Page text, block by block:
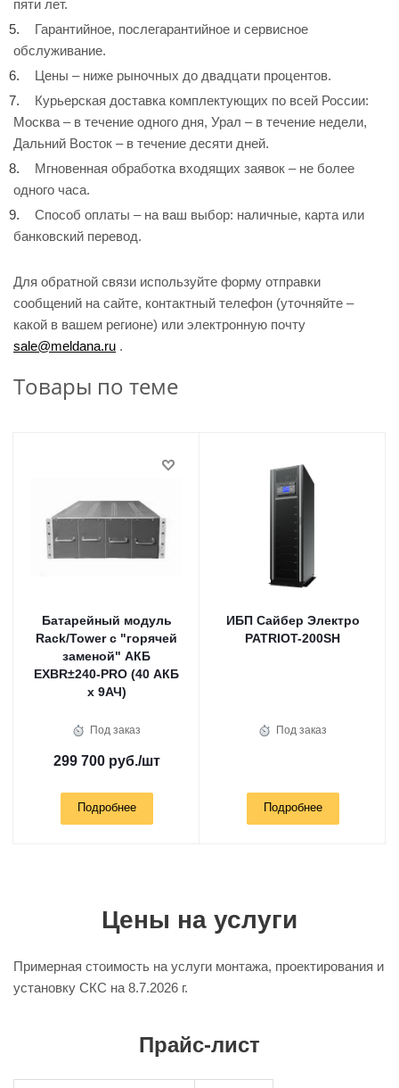
пяти лет.
Гарантийное, послегарантийное и сервисное
обслуживание.
Цены – ниже рыночных до двадцати процентов.
Курьерская доставка комплектующих по всей России:
Москва – в течение одного дня, Урал – в течение недели,
Дальний Восток – в течение десяти дней.
Мгновенная обработка входящих заявок – не более
одного часа.
Способ оплаты – на ваш выбор: наличные, карта или
банковский перевод.
Для обратной связи используйте форму отправки
сообщений на сайте, контактный телефон (уточняйте –
какой в вашем регионе) или электронную почту
sale@meldana.ru .
Товары по теме
Батарейный модуль
Rack/Tower с "горячей
заменой" АКБ
EXBR±240-PRO (40 АКБ
х 9АЧ)
Под заказ
299 700 руб./шт
Подробнее
ИБП Сайбер Электро
PATRIOT-200SH
Под заказ
Подробнее
Цены на услуги
Примерная стоимость на услуги монтажа, проектирования и
установку СКС на 8.7.2026 г.
Прайс-лист